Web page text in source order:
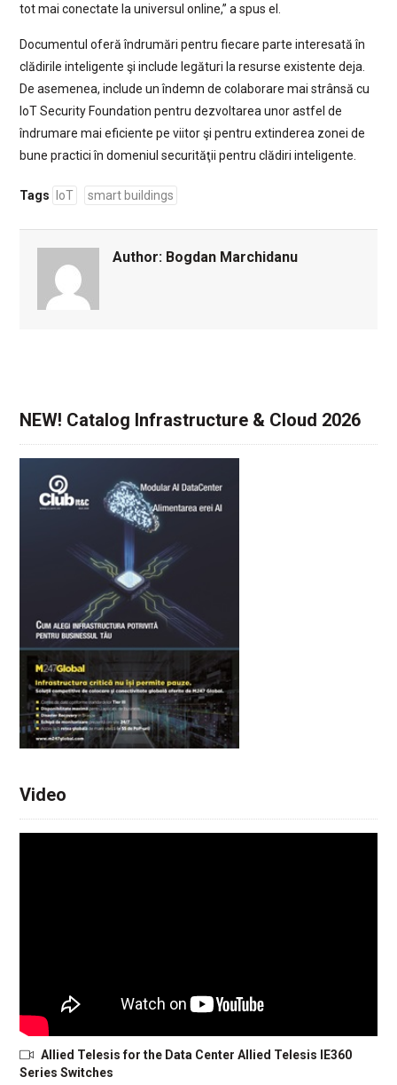
tot mai conectate la universul online,” a spus el.
Documentul oferă îndrumări pentru fiecare parte interesată în
clădirile inteligente şi include legături la resurse existente deja.
De asemenea, include un îndemn de colaborare mai strânsă cu
IoT Security Foundation pentru dezvoltarea unor astfel de
îndrumare mai eficiente pe viitor şi pentru extinderea zonei de
bune practici în domeniul securităţii pentru clădiri inteligente.
Tags IoT smart buildings
Author: Bogdan Marchidanu
NEW! Catalog Infrastructure & Cloud 2026
Video
Allied Telesis for the Data Center Allied Telesis IE360
Series Switches